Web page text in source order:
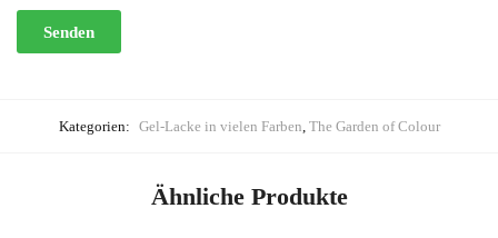
Kategorien: Gel-Lacke in vielen Farben The Garden of Colour
Ähnliche Produkte